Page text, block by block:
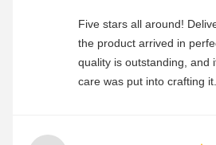
Five stars all around!
the product arrived in
quality is outstanding, and
care was put into crafting